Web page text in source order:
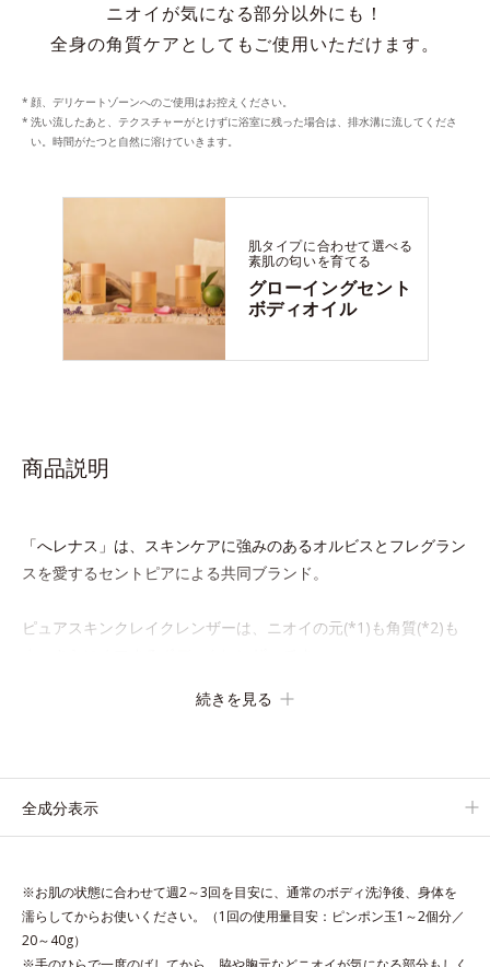
ニオイが気になる部分以外にも！
全身の角質ケアとしてもご使用いただけます。
顔、デリケートゾーンへのご使用はお控えください。
洗い流したあと、テクスチャーがとけずに浴室に残った場合は、排水溝に流してくださ
い。時間がたつと自然に溶けていきます。
肌タイプに合わせて選べる
素肌の匂いを育てる
グローイングセント
ボディオイル
商品説明
「へレナス」は、スキンケアに強みのあるオルビスとフレグラン
スを愛するセントピアによる共同ブランド。
ピュアスキンクレイクレンザーは、ニオイの元(*1)も角質(*2)も
汚れの吸着力が強い3種のクレイ配合(*3)で、皮脂や古い角質、
2～3回を目安にお使いいただける、スペシャルボディケアアイテ
*1 ニオイの元となる汚れ *2 古い角質 *3 レッドクレイ（イ
ライト、カオリン）配合＝古い角質をからめとる洗浄成分、モロ
続きを見る
全成分表示
※お肌の状態に合わせて週2～3回を目安に、通常のボディ洗浄後、身体を
濡らしてからお使いください。（1回の使用量目安：ピンポン玉1～2個分／
20～40g）